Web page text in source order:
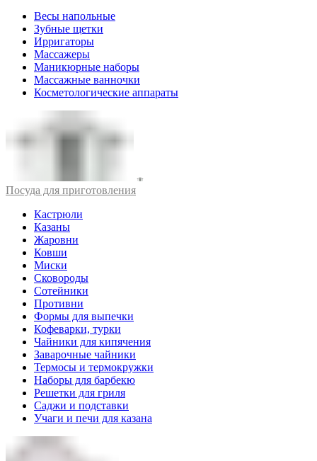
Весы напольные
Зубные щетки
Ирригаторы
Массажеры
Маникюрные наборы
Массажные ванночки
Косметологические аппараты
Посуда для приготовления
Кастрюли
Казаны
Жаровни
Ковши
Миски
Сковороды
Сотейники
Противни
Формы для выпечки
Кофеварки, турки
Чайники для кипячения
Заварочные чайники
Термосы и термокружки
Наборы для барбекю
Решетки для гриля
Саджи и подставки
Учаги и печи для казана